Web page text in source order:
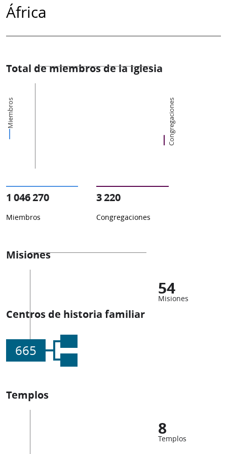
África
Total de miembros de la Iglesia
Miembros Congregaciones
1 046 270
Miembros
3 220
Congregaciones
Misiones
54
Misiones
Centros de historia familiar
665
Templos
8
Templos